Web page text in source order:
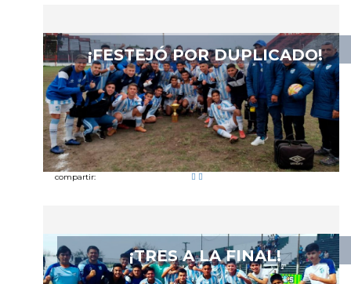
¡FESTEJÓ POR DUPLICADO!
compartir:
¡TRES A LA FINAL!